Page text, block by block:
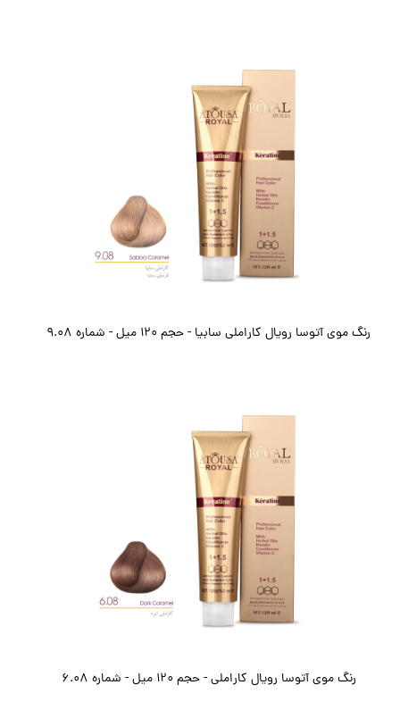
رنگ موی آتوسا رویال کاراملی سابیا - حجم ۱۲۰ میل - شماره 9.08
رنگ موی آتوسا رویال کاراملی - حجم ۱۲۰ میل - شماره 6.08